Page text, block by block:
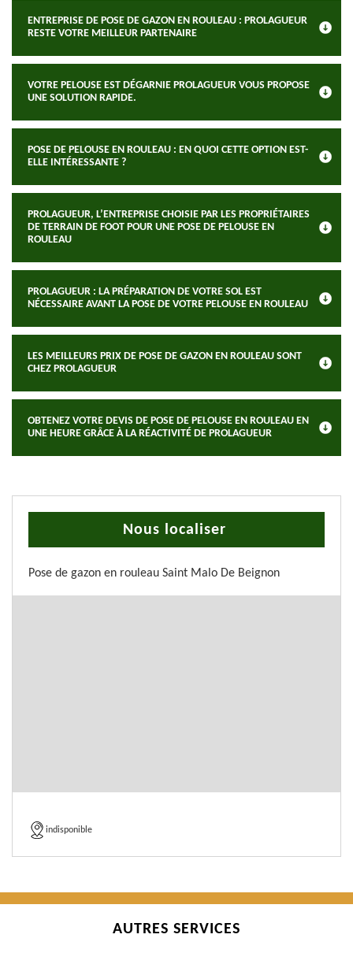
ENTREPRISE DE POSE DE GAZON EN ROULEAU : PROLAGUEUR
RESTE VOTRE MEILLEUR PARTENAIRE
VOTRE PELOUSE EST DÉGARNIE PROLAGUEUR VOUS PROPOSE
UNE SOLUTION RAPIDE.
POSE DE PELOUSE EN ROULEAU : EN QUOI CETTE OPTION EST-
ELLE INTÉRESSANTE ?
PROLAGUEUR, L’ENTREPRISE CHOISIE PAR LES PROPRIÉTAIRES
DE TERRAIN DE FOOT POUR UNE POSE DE PELOUSE EN
ROULEAU
PROLAGUEUR : LA PRÉPARATION DE VOTRE SOL EST
NÉCESSAIRE AVANT LA POSE DE VOTRE PELOUSE EN ROULEAU
LES MEILLEURS PRIX DE POSE DE GAZON EN ROULEAU SONT
CHEZ PROLAGUEUR
OBTENEZ VOTRE DEVIS DE POSE DE PELOUSE EN ROULEAU EN
UNE HEURE GRÂCE À LA RÉACTIVITÉ DE PROLAGUEUR
Nous localiser
Pose de gazon en rouleau Saint Malo De Beignon
indisponible
AUTRES SERVICES